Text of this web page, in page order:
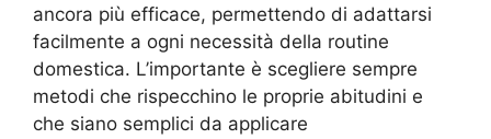
ancora più efficace, permettendo di adattarsi
facilmente a ogni necessità della routine
domestica. L’importante è scegliere sempre
metodi che rispecchino le proprie abitudini e
che siano semplici da applicare